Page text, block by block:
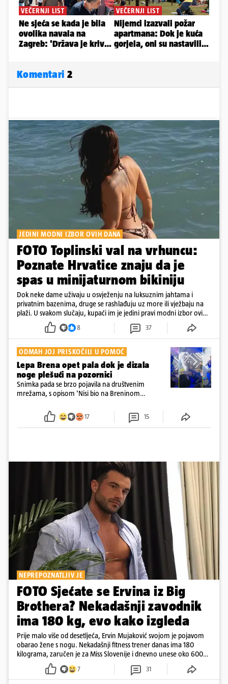
Komentari 2
JEDINI MODNI IZBOR OVIH DANA
FOTO Toplinski val na vrhuncu:
Poznate Hrvatice znaju da je
spas u minijaturnom bikiniju
Dok neke dame uživaju u osvježenju na luksuznim jahtama i
privatnim bazenima, druge se rashlađuju uz more ili vježbaju na
plaži. U svakom slučaju, kupaći im je jedini pravi modni izbor ovih
8 37
ODMAH JOJ PRISKOČILI U POMOĆ
Lepa Brena opet pala dok je dizala
noge plešući na pozornici
Snimka pada se brzo pojavila na društvenim
mrežama, s opisom 'Nisi bio na Breninom
Srećom, pjevačica se nije ozlijedila nego je s
osmijehom nastavila pjevati
17 15
NEPREPOZNATLJIV JE
FOTO Sjećate se Ervina iz Big
Brothera? Nekadašnji zavodnik
ima 180 kg, evo kako izgleda
Prije malo više od desetljeća, Ervin Mujaković svojom je pojavom
obarao žene s nogu. Nekadašnji fitness trener danas ima 180
kilograma, zaručen je za Miss Slovenije i dnevno unese oko 6000
7 31